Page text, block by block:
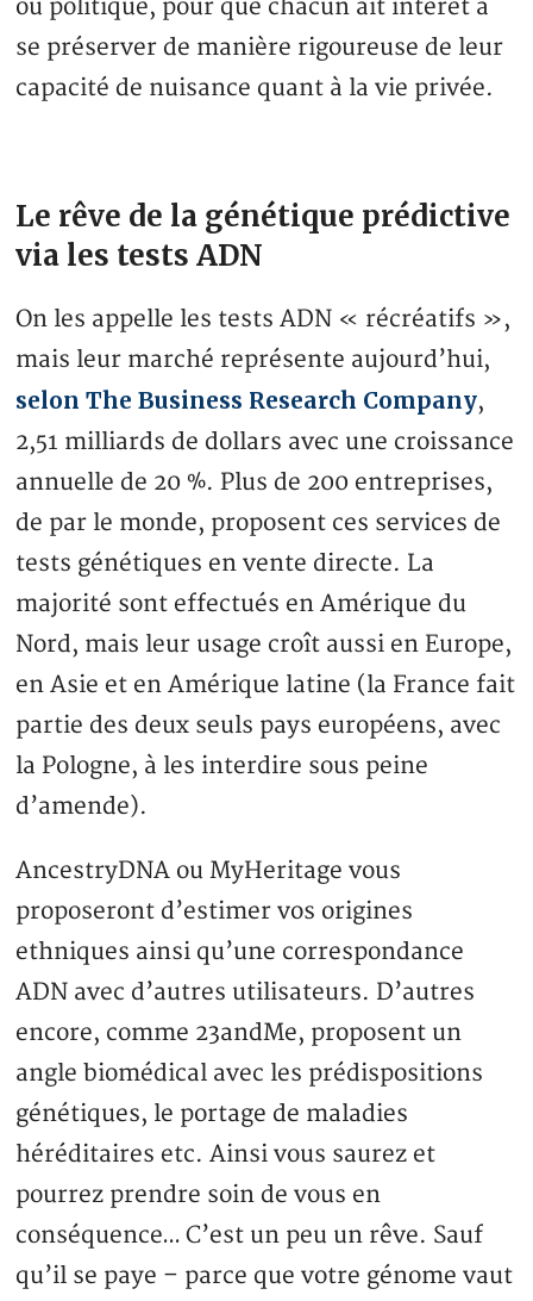
ou politique, pour que chacun ait intérêt à
se préserver de manière rigoureuse de leur
capacité de nuisance quant à la vie privée.
Le rêve de la génétique prédictive
via les tests ADN
On les appelle les tests ADN « récréatifs »,
mais leur marché représente aujourd’hui,
selon The Business Research Company,
2,51 milliards de dollars avec une croissance
annuelle de 20 %. Plus de 200 entreprises,
de par le monde, proposent ces services de
tests génétiques en vente directe. La
majorité sont effectués en Amérique du
Nord, mais leur usage croît aussi en Europe,
en Asie et en Amérique latine (la France fait
partie des deux seuls pays européens, avec
la Pologne, à les interdire sous peine
d’amende).
AncestryDNA ou MyHeritage vous
proposeront d’estimer vos origines
ethniques ainsi qu’une correspondance
ADN avec d’autres utilisateurs. D’autres
encore, comme 23andMe, proposent un
angle biomédical avec les prédispositions
génétiques, le portage de maladies
héréditaires etc. Ainsi vous saurez et
pourrez prendre soin de vous en
conséquence… C’est un peu un rêve. Sauf
qu’il se paye – parce que votre génome vaut